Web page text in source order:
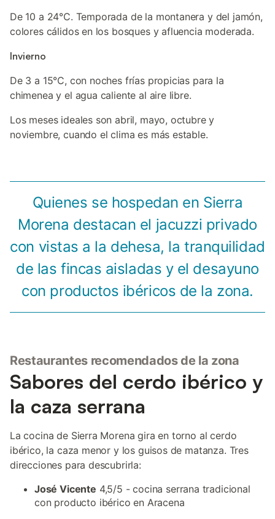
De 10 a 24°C. Temporada de la montanera y del jamón,
colores cálidos en los bosques y afluencia moderada.
Invierno
De 3 a 15°C, con noches frías propicias para la
chimenea y el agua caliente al aire libre.
Los meses ideales son abril, mayo, octubre y
noviembre, cuando el clima es más estable.
Quienes se hospedan en Sierra
Morena destacan el jacuzzi privado
con vistas a la dehesa, la tranquilidad
de las fincas aisladas y el desayuno
con productos ibéricos de la zona.
Restaurantes recomendados de la zona
Sabores del cerdo ibérico y
la caza serrana
La cocina de Sierra Morena gira en torno al cerdo
ibérico, la caza menor y los guisos de matanza. Tres
direcciones para descubrirla:
José Vicente 4,5/5 - cocina serrana tradicional
con producto ibérico en Aracena